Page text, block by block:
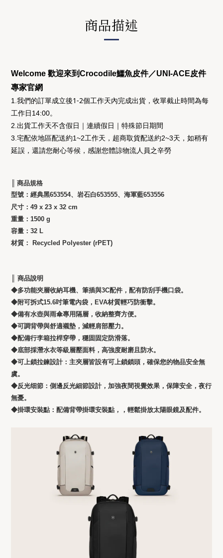
商品描述
Welcome 歡迎來到Crocodile鱷魚皮件／UNI-ACE皮件
專家官網
1.我們的訂單成立後1-2個工作天內完成出貨， 收單截止時間為每
工作日14:00。
2.出貨工作天不含假日｜連續假日｜特殊節日期間
3.宅配依地區配送約1~2工作天，超商取貨配送約2~3天，如稍有
延誤，還請您耐心等候，感謝您體諒物流人員之辛勞
║ 商品規格
型號：經典黑653554、岩石白653555、海軍藍653556
尺寸 ： 49 x 23 x 32 cm
重量 ： 1500 g
容量 ：32 L
材質 ： Recycled Polyester (rPET)
║ 商品說明
◆多功能夾層收納耳機、筆插與3C配件，配有防刮手機口袋。
◆附可拆式15.6吋筆電內袋，EVA材質輕巧防衝擊。
◆備有水壺與雨傘專用隔層，收納整齊方便。
◆可調背帶與舒適襯墊，減輕肩部壓力。
◆配備行李箱拉桿穿帶，穩固固定防滑落。
◆底部採潛水衣等級層壓面料，高強度耐磨且防水。
◆可上鎖拉鍊設計： 主夾層皆設有可上鎖鎖頭，確保您的物品安全無
虞。
◆反光细節 ： 側邊反光細節設計，加強夜間視覺效果，保障安全，夜行
無憂。
◆掛環安裝點 ： 配備背帶掛環安裝點，，輕鬆掛放太陽眼鏡及配件。